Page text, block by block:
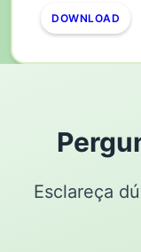
DOWNLOAD
Esclareça